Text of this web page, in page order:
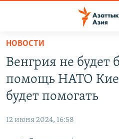
Вернуться
основному
содержанию
Вернутся
главной
ЦЕНТРАЛЬНАЯ АЗИЯ
КАЗАХСТАН
ТАДЖИКИСТАН
НОВОСТИ
ВОЙНА В УКРАИНЕ
НОВОСТИ
Венгрия не будет
помощь НАТО
будет помогать
12 июня 2024, 16:58